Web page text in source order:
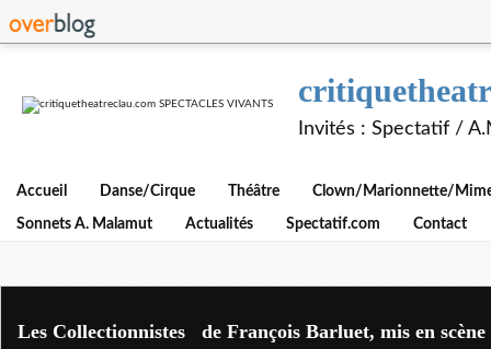
Invités : Spectatif /
Accueil Danse/Cirque Théâtre Clown/Marionnette/
Sonnets A. Malamut Actualités Spectatif.com Contact
Les Collectionnistes de François Barluet, mis en